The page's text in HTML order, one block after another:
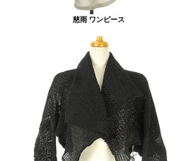
慈雨 ワンピース